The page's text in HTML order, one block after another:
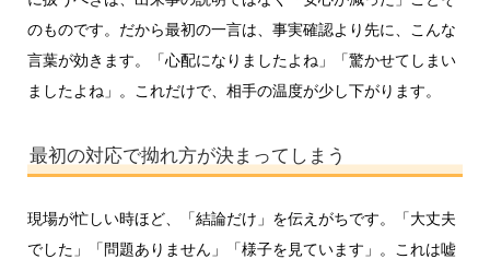
のものです。だから最初の一言は、事実確認より先に、こんな
言葉が効きます。「心配になりましたよね」「驚かせてしまい
ましたよね」。これだけで、相手の温度が少し下がります。
最初の対応で拗れ方が決まってしまう
現場が忙しい時ほど、「結論だけ」を伝えがちです。「大丈夫
でした」「問題ありません」「様子を見ています」。これは嘘